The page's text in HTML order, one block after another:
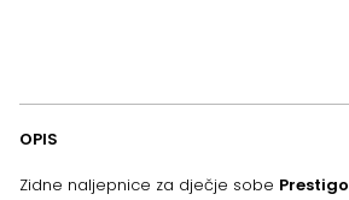
OPIS
Zidne naljepnice za dječje sobe Prestigo